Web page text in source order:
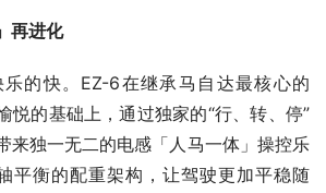
再进化
的快。EZ-6在继承马自达最核心的
悦的基础上，通过独家的“行、转、停”
来独一无二的电感「人马一体」操控乐
平衡的配重架构，让驾驶更加平稳随